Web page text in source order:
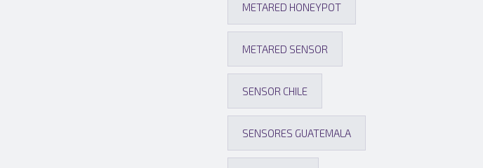
METARED HONEYPOT
METARED SENSOR
SENSOR CHILE
SENSORES GUATEMALA